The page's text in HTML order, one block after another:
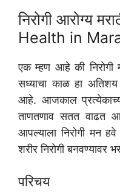
निरोगी आरोग्य
Health in
एक म्हण आहे की निरोगी
सध्याचा काळ हा अतिशय
आहे. आजकाल
ताणतणाव सतत वाढत
आपल्याला निरोगी मन
शरीर निरोगी बनवण्यावर
परिचय